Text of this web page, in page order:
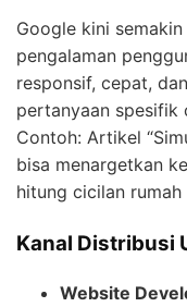
Google kini
pengalaman
responsif, cepat,
pertanyaan spesifik
Contoh: Artikel
bisa menargetkan
hitung cicilan rumah
Kanal Distribusi
Website